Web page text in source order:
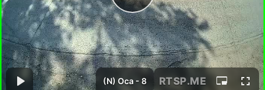
(N) Оса - 8 RTSP.ME